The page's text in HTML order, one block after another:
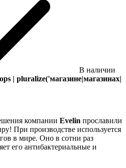
В наличии
| pluralize('магазине|магазинах|
компании Evelin прославили
При производстве используется
в мире. Оно в сотни раз
его антибактериальные и